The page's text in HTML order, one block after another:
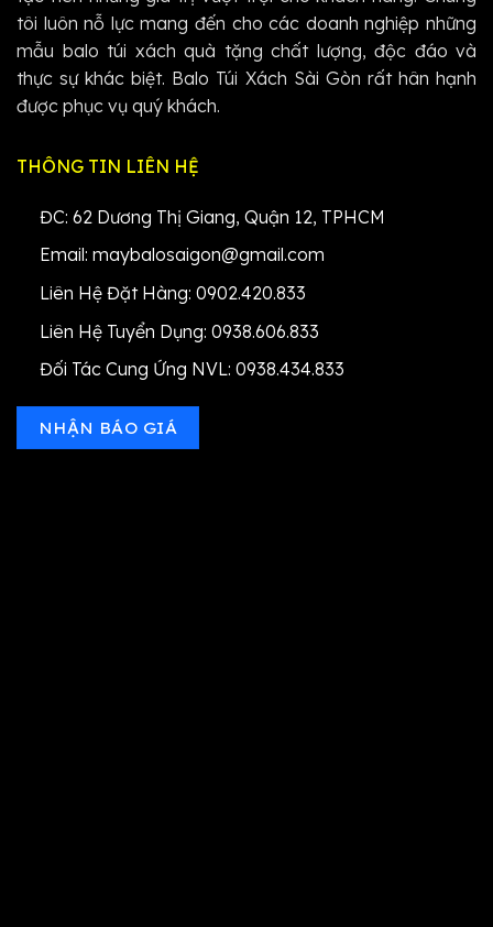
tôi luôn nỗ lực mang đến cho các doanh nghiệp những
mẫu balo túi xách quà tặng chất lượng, độc đáo và
thực sự khác biệt. Balo Túi Xách Sài Gòn rất hân hạnh
được phục vụ quý khách.
THÔNG TIN LIÊN HỆ
ĐC: 62 Dương Thị Giang, Quận 12, TPHCM
Email: maybalosaigon@gmail.com
Liên Hệ Đặt Hàng: 0902.420.833
Liên Hệ Tuyển Dụng: 0938.606.833
Đối Tác Cung Ứng NVL: 0938.434.833
NHẬN BÁO GIÁ